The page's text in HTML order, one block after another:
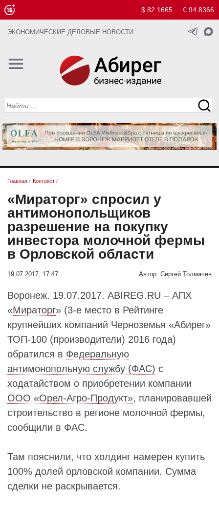
$ 82.1665 € 94.8366
ЭКОНОМИЧЕСКИЕ ДЕЛОВЫЕ НОВОСТИ
Главная / Контекст /
«Мираторг» спросил у
антимонопольщиков
разрешение на покупку
инвестора молочной фермы
в Орловской области
19.07.2017, 17:47 Автор: Сергей Толмачев
Воронеж. 19.07.2017. ABIREG.RU – АПХ
«Мираторг» (3-е место в Рейтинге
крупнейших компаний Черноземья «Абирег»
ТОП-100 (производители) 2016 года)
обратился в Федеральную
антимонопольную службу (ФАС) с
ходатайством о приобретении компании
ООО «Орел-Агро-Продукт», планировавшей
строительство в регионе молочной фермы,
сообщили в ФАС.
Там пояснили, что холдинг намерен купить
100% долей орловской компании. Сумма
сделки не раскрывается.